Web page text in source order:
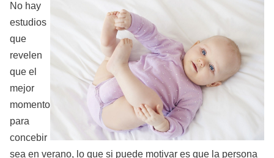
No hay
estudios
que
revelen
que el
mejor
momento
para
concebir
sea en verano, lo que si puede motivar es que la persona